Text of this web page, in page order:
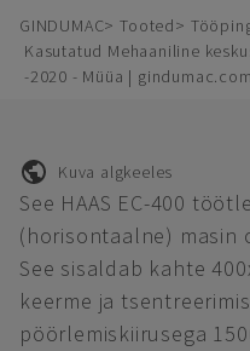
GINDUMAC Tooted
Kasutatud Mehaaniline
-2020 - Müüa | gindumac.com
Kuva algkeeles
See HAAS EC-400
(horisontaalne) masin
See sisaldab kahte
keerme ja
pöörlemiskiirusega